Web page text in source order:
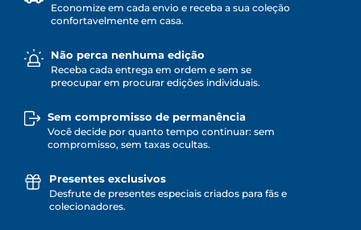
Economize em cada envio e receba a sua coleção
confortavelmente em casa.
Não perca nenhuma edição
Receba cada entrega em ordem e sem se
preocupar em procurar edições individuais.
Sem compromisso de permanência
Você decide por quanto tempo continuar: sem
compromisso, sem taxas ocultas.
Presentes exclusivos
Desfrute de presentes especiais criados para fãs e
colecionadores.